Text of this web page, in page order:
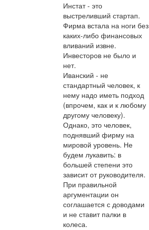
Инстат - это
выстреливший стартап.
Фирма встала на ноги без
каких-либо финансовых
вливаний извне.
Инвесторов не было и
нет.
Иванский - не
стандартный человек, к
нему надо иметь подход
(впрочем, как и к любому
другому человеку).
Однако, это человек,
поднявший фирму на
мировой уровень. Не
будем лукавить: в
большей степени это
зависит от руководителя.
При правильной
аргументации он
соглашается с доводами
и не ставит палки в
колеса.